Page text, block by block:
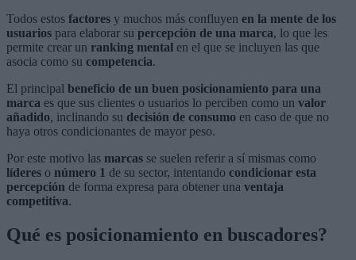
Todos estos factores y muchos más confluyen en la mente de los
usuarios para elaborar su percepción de una marca, lo que les
permite crear un ranking mental en el que se incluyen las que
asocia como su competencia.
El principal beneficio de un buen posicionamiento para una
marca es que sus clientes o usuarios lo perciben como un valor
añadido, inclinando su decisión de consumo en caso de que no
haya otros condicionantes de mayor peso.
Por este motivo las marcas se suelen referir a sí mismas como
líderes o número 1 de su sector, intentando condicionar esta
percepción de forma expresa para obtener una ventaja
competitiva.
Qué es posicionamiento en buscadores?